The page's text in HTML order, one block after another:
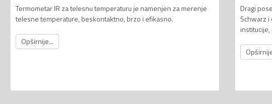
Termometar IR za telesnu temperaturu je namenjen za merenje
telesne temperature, beskontaktno, brzo i efikasno.
Opširnije...
Dragi
Schwarz